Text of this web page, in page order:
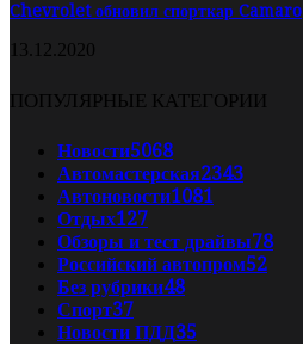
Chevrolet обновил спорткар Camaro
13.12.2020
ПОПУЛЯРНЫЕ КАТЕГОРИИ
Новости5068
Автомастерская2343
Автоновости1081
Отдых127
Обзоры и тест драйвы78
Российский автопром52
Без рубрики48
Спорт37
Новости ПДД35